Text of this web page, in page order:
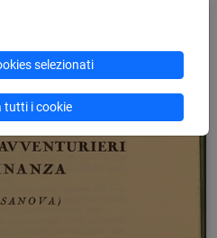
selezionati
tutti i cookie